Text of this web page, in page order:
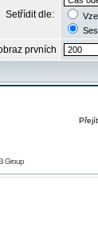
Setřídit dle:
prvních
Group